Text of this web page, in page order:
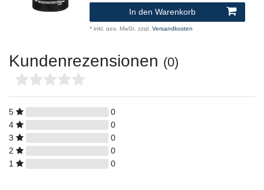
In den Warenkorb
* inkl. ges. MwSt. zzgl. Versandkosten
Kundenrezensionen (0)
5
0
4
0
3
0
2
0
1
0